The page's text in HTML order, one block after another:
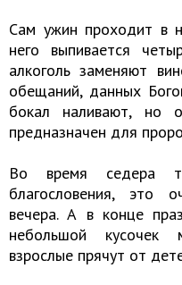
Сам ужин проходит в
него выпивается
алкоголь заменяют
обещаний, данных
бокал наливают, но
предназначен для
Во время седера
благословения, это
вечера. А в конце
небольшой кусочек
взрослые прячут от